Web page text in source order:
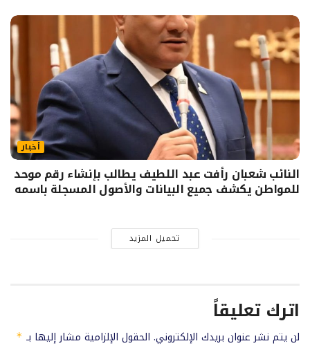
أخبار
النائب شعبان رأفت عبد اللطيف يطالب بإنشاء رقم موحد
للمواطن يكشف جميع البيانات والأصول المسجلة باسمه
تحميل المزيد
اترك تعليقاً
لن يتم نشر عنوان بريدك الإلكتروني. الحقول الإلزامية مشار إليها بـ *